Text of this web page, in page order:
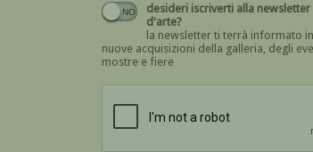
desideri iscriverti alla newsletter di Recta galleria
d'arte?
la newsletter ti terrà informato
nuove acquisizioni della galleria, degli
mostre e fiere